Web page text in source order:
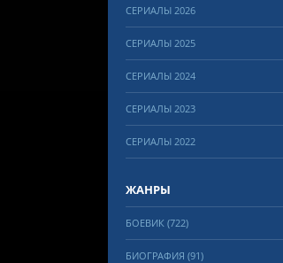
СЕРИАЛЫ 2026
СЕРИАЛЫ 2025
СЕРИАЛЫ 2024
СЕРИАЛЫ 2023
СЕРИАЛЫ 2022
ЖАНРЫ
БОЕВИК (722)
БИОГРАФИЯ (91)